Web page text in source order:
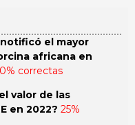
notificó el mayor
africana en
correctas
valor de las
en 2022? 25%